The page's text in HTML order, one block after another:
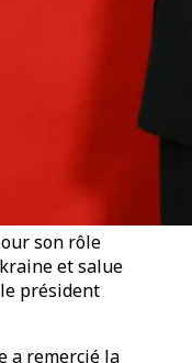
son rôle
et salue
président
a remercié la